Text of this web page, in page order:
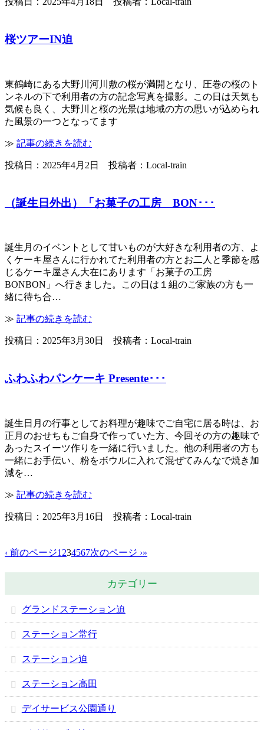
桜ツアーIN迫
東鶴崎にある大野川河川敷の桜が満開となり、圧巻の桜のト
ンネルの下で利用者の方の記念写真を撮影。この日は天気も
気候も良く、大野川と桜の光景は地域の方の思いが込められ
た風景の一つとなってます
≫ 記事の続きを読む
投稿日：2025年4月2日 投稿者：Local-train
（誕生日外出）「お菓子の工房 BON･･･
誕生月のイベントとして甘いものが大好きな利用者の方、よ
くケーキ屋さんに行かれてた利用者の方とお二人と季節を感
じるケーキ屋さん大在にあります「お菓子の工房
BONBON」へ行きました。この日は１組のご家族の方も一
緒に待ち合…
≫ 記事の続きを読む
投稿日：2025年3月30日 投稿者：Local-train
ふわふわパンケーキ Presente･･･
誕生日月の行事としてお料理が趣味でご自宅に居る時は、お
正月のおせちもご自身で作っていた方、今回その方の趣味で
あったスイーツ作りを一緒に行いました。他の利用者の方も
一緒にお手伝い、粉をボウルに入れて混ぜてみんなで焼き加
減を…
≫ 記事の続きを読む
投稿日：2025年3月16日 投稿者：Local-train
‹ 前のページ1 234567次のページ ›»
カテゴリー
グランドステーション迫
ステーション常行
ステーション迫
ステーション高田
デイサービス公園通り